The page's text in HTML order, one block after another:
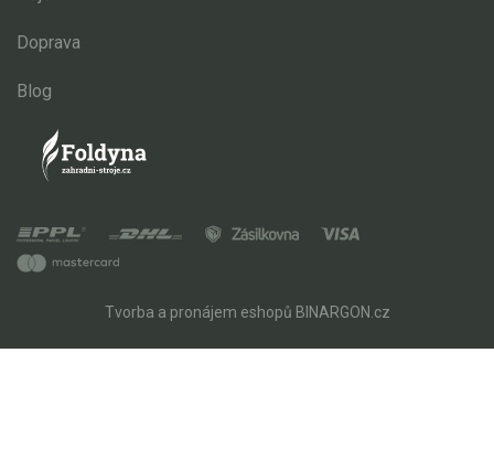
Doprava
Blog
Tvorba a pronájem eshopů BINARGON.cz